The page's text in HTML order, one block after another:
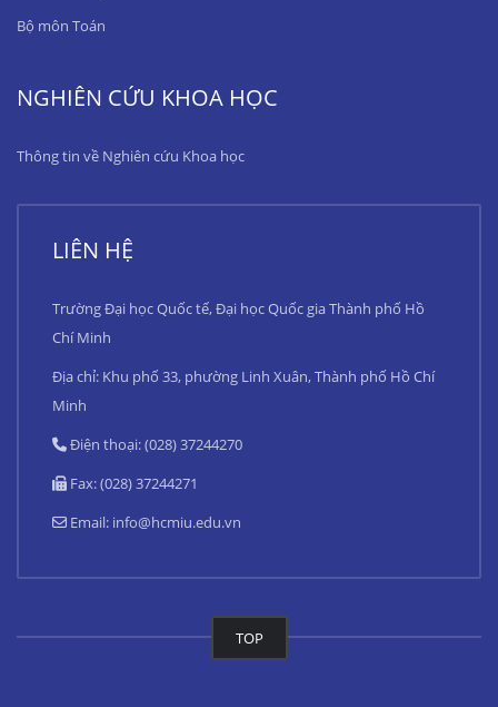
Bộ môn Toán
NGHIÊN CỨU KHOA HỌC
Thông tin về Nghiên cứu Khoa học
LIÊN HỆ
Trường Đại học Quốc tế, Đại học Quốc gia Thành phố Hồ
Chí Minh
Địa chỉ: Khu phố 33, phường Linh Xuân, Thành phố Hồ Chí
Minh
Điện thoại: (028) 37244270
Fax: (028) 37244271
Email: info@hcmiu.edu.vn
TOP